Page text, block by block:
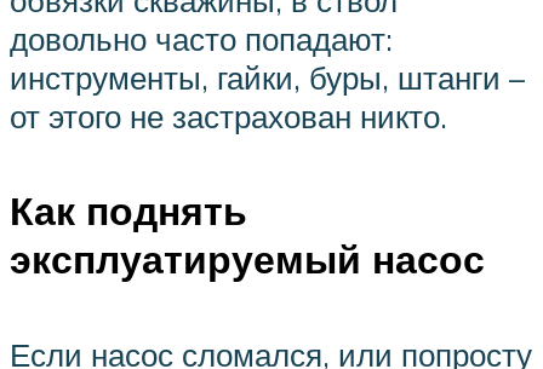
довольно часто попадают:
инструменты, гайки, буры, штанги –
от этого не застрахован никто.
Как поднять
эксплуатируемый насос
Если насос сломался, или попросту